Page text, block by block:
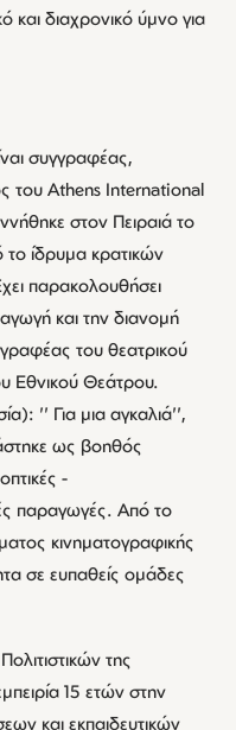
και διαχρονικό ύμνο για
συγγραφέας,
του Αthens International
στον Πειραιά το
ίδρυμα κρατικών
παρακολουθήσει
και την διανομή
του θεατρικού
Εθνικού Θεάτρου.
'' Για μια αγκαλιά'',
ως βοηθός
-
παραγωγές. Από το
κινηματογραφικής
σε ευπαθείς ομάδες
της
15 ετών στην
και εκπαιδευτικών